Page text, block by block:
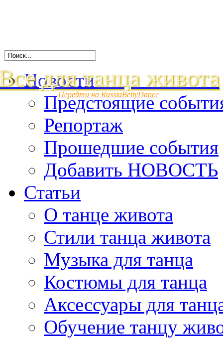
для танца живота
Перейти на RussiaBellyDance
Новости
Предстоящие
Репортаж
Прошедшие события
Добавить НОВОСТЬ
Статьи
О танце живота
Стили танца живота
Музыка для танца
Костюмы для танца
Аксессуары для
Обучение танцу